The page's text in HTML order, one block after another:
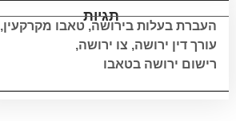
תגיות
העברת בעלות בירושה, טאבו מקרקעין,
עורך דין ירושה, צו ירושה,
רישום ירושה בטאבו